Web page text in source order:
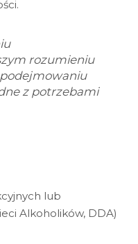
rozumieniu
z potrzebami
lub
Alkoholików, DDA)